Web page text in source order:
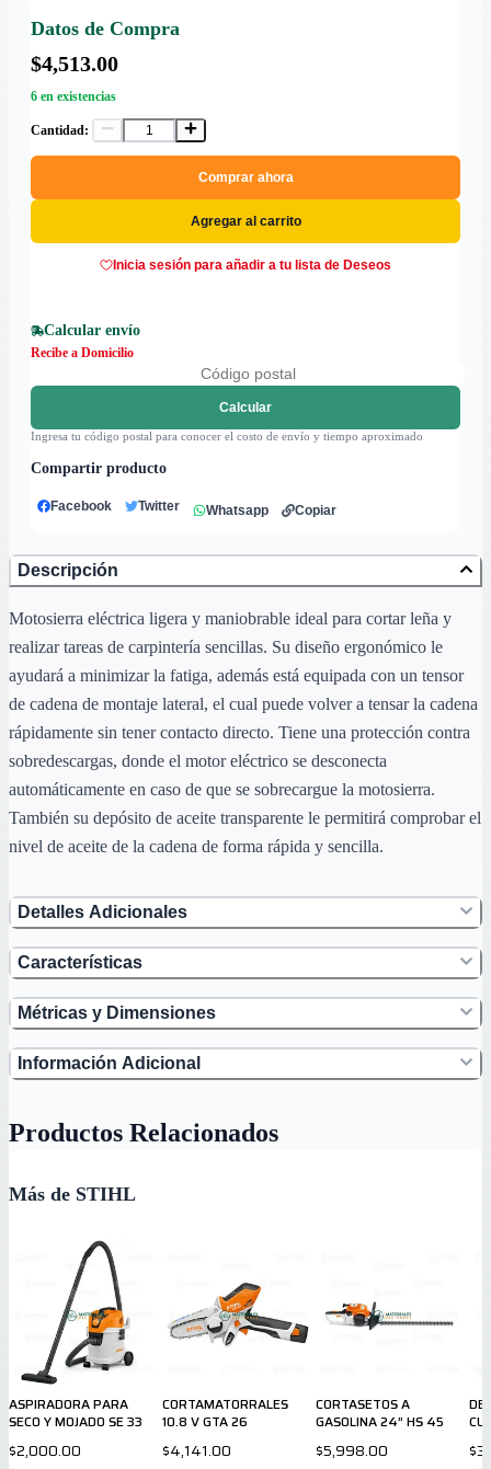
Datos de Compra
$4,513.00
6 en existencias
Cantidad:
Comprar ahora
Agregar al carrito
Inicia sesión para añadir a tu lista de Deseos
Calcular envío
Recibe a Domicilio
Calcular
Ingresa tu código postal para conocer el costo de envío y tiempo aproximado
Compartir producto
Facebook Twitter Whatsapp Copiar
Descripción
Motosierra eléctrica ligera y maniobrable ideal para cortar leña y
realizar tareas de carpintería sencillas. Su diseño ergonómico le
ayudará a minimizar la fatiga, además está equipada con un tensor
de cadena de montaje lateral, el cual puede volver a tensar la cadena
rápidamente sin tener contacto directo. Tiene una protección contra
sobredescargas, donde el motor eléctrico se desconecta
automáticamente en caso de que se sobrecargue la motosierra.
También su depósito de aceite transparente le permitirá comprobar el
nivel de aceite de la cadena de forma rápida y sencilla.
Detalles Adicionales
Características
Métricas y Dimensiones
Información Adicional
Productos Relacionados
Más de STIHL
ASPIRADORA PARA
SECO Y MOJADO SE 33
$2,000.00
CORTAMATORRALES
10.8 V GTA 26
$4,141.00
CORTASETOS A
GASOLINA 24” HS 45
$5,998.00